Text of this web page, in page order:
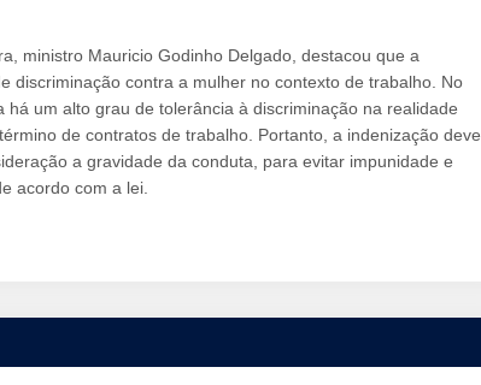
ministro Mauricio Godinho Delgado, destacou que a
discriminação contra a mulher no contexto de trabalho. No
um alto grau de tolerância à discriminação na realidade
de contratos de trabalho. Portanto, a indenização deve
a gravidade da conduta, para evitar impunidade e
acordo com a lei.